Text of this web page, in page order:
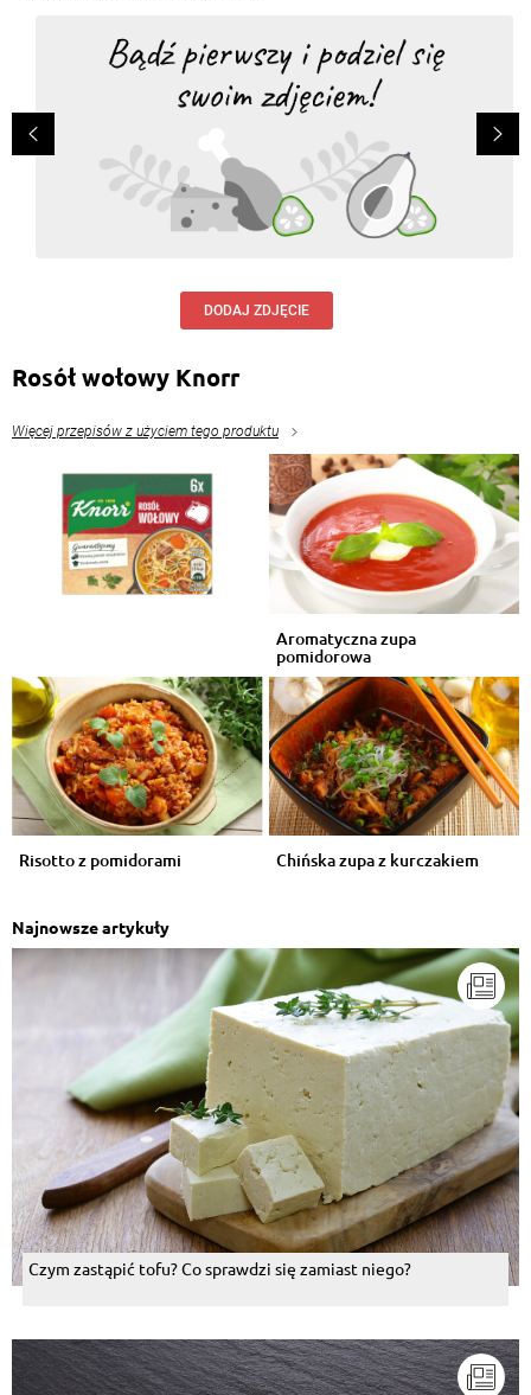
DODAJ ZDJĘCIE
Rosół wołowy Knorr
Więcej przepisów z użyciem tego produktu
Aromatyczna zupa
pomidorowa
Risotto z pomidorami Chińska zupa z kurczakiem
Najnowsze artykuły
Czym zastąpić tofu? Co sprawdzi się zamiast niego?